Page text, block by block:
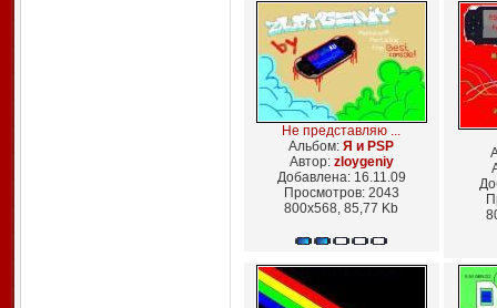
Не представляю ...
Альбом: Я и PSP
Автор: zloygeniy
Добавлена: 16.11.09
Просмотров: 2043
800x568, 85,77 Kb